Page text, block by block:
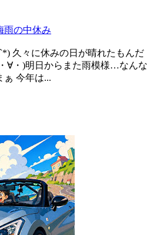
雨の中休み
久々に休みの日が晴れたもんだ
∀・)明日からまた雨模様…なんな
今年は...